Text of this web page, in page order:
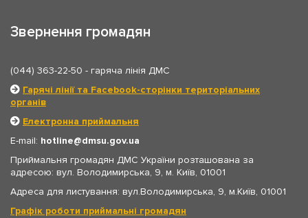
Звернення громадян
(044) 363-22-50 - гаряча лінія ДМС
Гарячі лінії та Facebook-сторінки територіальних
органів
Електронна приймальня
E-mail: hotline
dmsu.gov.ua
Приймальня громадян ДМС України розташована за
адресою: вул. Володимирська, 9, м. Київ, 01001
Адреса для листування: вул.Володимирська, 9, м.Київ, 01001
Графік роботи приймальні громадян